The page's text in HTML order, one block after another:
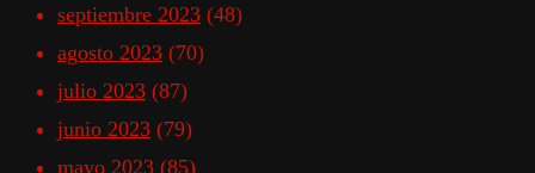
septiembre 2023 (48)
agosto 2023 (70)
julio 2023 (87)
junio 2023 (79)
mayo 2023 (85)